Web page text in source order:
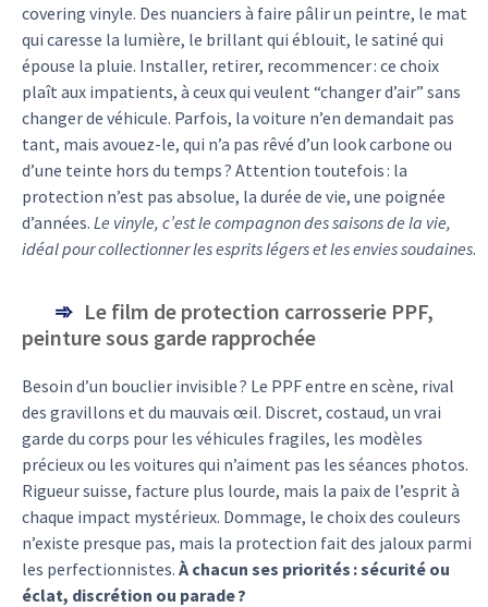
covering vinyle. Des nuanciers à faire pâlir un peintre, le mat
qui caresse la lumière, le brillant qui éblouit, le satiné qui
épouse la pluie. Installer, retirer, recommencer : ce choix
plaît aux impatients, à ceux qui veulent “changer d’air” sans
changer de véhicule. Parfois, la voiture n’en demandait pas
tant, mais avouez-le, qui n’a pas rêvé d’un look carbone ou
d’une teinte hors du temps ? Attention toutefois : la
protection n’est pas absolue, la durée de vie, une poignée
d’années. Le vinyle, c’est le compagnon des saisons de la vie,
idéal pour collectionner les esprits légers et les envies soudaines.
Le film de protection carrosserie PPF,
peinture sous garde rapprochée
Besoin d’un bouclier invisible ? Le PPF entre en scène, rival
des gravillons et du mauvais œil. Discret, costaud, un vrai
garde du corps pour les véhicules fragiles, les modèles
précieux ou les voitures qui n’aiment pas les séances photos.
Rigueur suisse, facture plus lourde, mais la paix de l’esprit à
chaque impact mystérieux. Dommage, le choix des couleurs
n’existe presque pas, mais la protection fait des jaloux parmi
les perfectionnistes. À chacun ses priorités : sécurité ou
éclat, discrétion ou parade ?